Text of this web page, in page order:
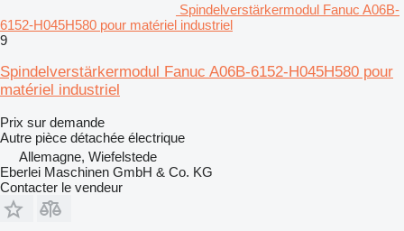
Spindelverstärkermodul Fanuc A06B-
6152-H045H580 pour matériel industriel
9
Spindelverstärkermodul Fanuc A06B-6152-H045H580 pour
matériel industriel
Prix sur demande
Autre pièce détachée électrique
Allemagne, Wiefelstede
Eberlei Maschinen GmbH & Co. KG
Contacter le vendeur